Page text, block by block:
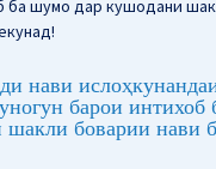
нави
барои
шакли боварии нави